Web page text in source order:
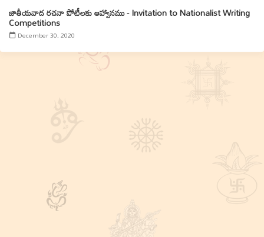
జాతీయవాద రచనా పోటీలకు ఆహ్వానము - Invitation to Nationalist Writing
Competitions
December 30, 2020